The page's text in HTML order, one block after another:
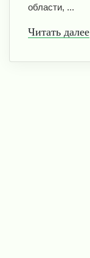
области, ...
Читать далее